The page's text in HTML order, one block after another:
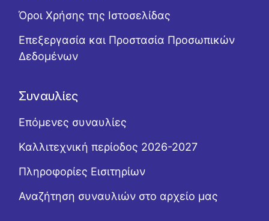
Όροι Χρήσης της Ιστοσελίδας
Επεξεργασία και Προστασία Προσωπικών
Δεδομένων
Συναυλίες
Επόμενες συναυλίες
Καλλιτεχνική περίοδος 2026-2027
Πληροφορίες Εισιτηρίων
Αναζήτηση συναυλιών στο αρχείο μας